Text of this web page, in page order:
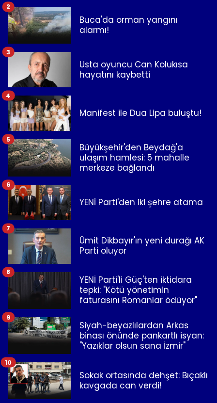
Buca'da orman yangını
alarmı!
2
Usta oyuncu Can Kolukısa
hayatını kaybetti
3
Manifest ile Dua Lipa buluştu!
4
Büyükşehir'den Beydağ'a
ulaşım hamlesi: 5 mahalle
merkeze bağlandı
5
YENİ Parti'den iki şehre atama
6
Ümit Dikbayır'ın yeni durağı AK
Parti oluyor
7
YENİ Parti'li Güç'ten iktidara
tepki: "Kötü yönetimin
faturasını Romanlar ödüyor"
8
Siyah-beyazlılardan Arkas
binası önünde pankartlı isyan:
"Yazıklar olsun sana İzmir"
9
Sokak ortasında dehşet: Bıçaklı
kavgada can verdi!
10